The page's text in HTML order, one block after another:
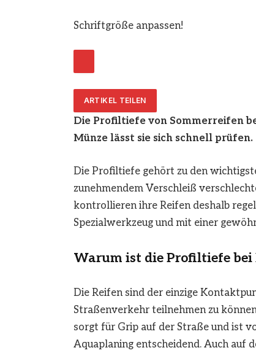
Schriftgröße anpassen!
ARTIKEL TEILEN
Die Profiltiefe von Sommerreifen
Münze lässt sie sich schnell prüfen.
Die Profiltiefe gehört zu den
zunehmendem Verschleiß
kontrollieren ihre Reifen deshalb
Spezialwerkzeug und mit einer
Warum ist die Profiltiefe
Die Reifen sind der einzige
Straßenverkehr teilnehmen zu
sorgt für Grip auf der Straße und ist
Aquaplaning entscheidend. Auch auf